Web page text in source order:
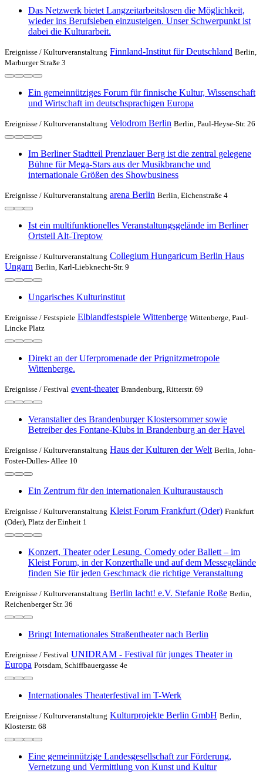
Das Netzwerk bietet Langzeitarbeitslosen die Möglichkeit,
wieder ins Berufsleben einzusteigen. Unser Schwerpunkt ist
dabei die Kulturarbeit.
Ereignisse / Kulturveranstaltung Finnland-Institut für Deutschland Berlin,
Marburger Straße 3
Ein gemeinnütziges Forum für finnische Kultur, Wissenschaft
und Wirtschaft im deutschsprachigen Europa
Ereignisse / Kulturveranstaltung Velodrom Berlin Berlin, Paul-Heyse-Str. 26
Im Berliner Stadtteil Prenzlauer Berg ist die zentral gelegene
Bühne für Mega-Stars aus der Musikbranche und
internationale Größen des Showbusiness
Ereignisse / Kulturveranstaltung arena Berlin Berlin, Eichenstraße 4
Ist ein multifunktionelles Veranstaltungsgelände im Berliner
Ortsteil Alt-Treptow
Ereignisse / Kulturveranstaltung Collegium Hungaricum Berlin Haus
Ungarn Berlin, Karl-Liebknecht-Str. 9
Ungarisches Kulturinstitut
Ereignisse / Festspiele Elblandfestspiele Wittenberge Wittenberge, Paul-
Lincke Platz
Direkt an der Uferpromenade der Prignitzmetropole
Wittenberge.
Ereignisse / Festival event-theater Brandenburg, Ritterstr. 69
Veranstalter des Brandenburger Klostersommer sowie
Betreiber des Fontane-Klubs in Brandenburg an der Havel
Ereignisse / Kulturveranstaltung Haus der Kulturen der Welt Berlin, John-
Foster-Dulles- Allee 10
Ein Zentrum für den internationalen Kulturaustausch
Ereignisse / Kulturveranstaltung Kleist Forum Frankfurt (Oder) Frankfurt
(Oder), Platz der Einheit 1
Konzert, Theater oder Lesung, Comedy oder Ballett – im
Kleist Forum, in der Konzerthalle und auf dem Messegelände
finden Sie für jeden Geschmack die richtige Veranstaltung
Ereignisse / Kulturveranstaltung Berlin lacht! e.V. Stefanie Roße Berlin,
Reichenberger Str. 36
Bringt Internationales Straßentheater nach Berlin
Ereignisse / Festival UNIDRAM - Festival für junges Theater in
Europa Potsdam, Schiffbauergasse 4e
Internationales Theaterfestival im T-Werk
Ereignisse / Kulturveranstaltung Kulturprojekte Berlin GmbH Berlin,
Klosterstr. 68
Eine gemeinnützige Landesgesellschaft zur Förderung,
Vernetzung und Vermittlung von Kunst und Kultur